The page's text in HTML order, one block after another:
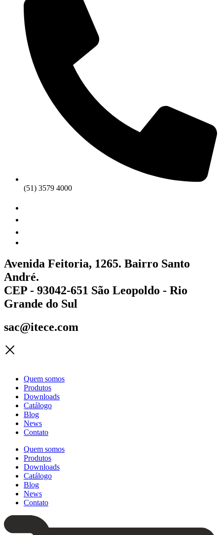
(51) 3579 4000
Avenida Feitoria, 1265. Bairro Santo
André.
CEP - 93042-651 São Leopoldo - Rio
Grande do Sul
sac@itece.com
Quem somos
Produtos
Downloads
Catálogo
Blog
News
Contato
Quem somos
Produtos
Downloads
Catálogo
Blog
News
Contato